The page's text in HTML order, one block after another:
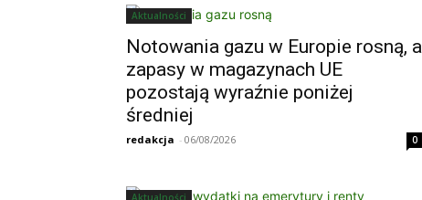
Aktualności
Notowania gazu w Europie rosną, a
zapasy w magazynach UE
pozostają wyraźnie poniżej
średniej
redakcja - 06/08/2026 0
Aktualności